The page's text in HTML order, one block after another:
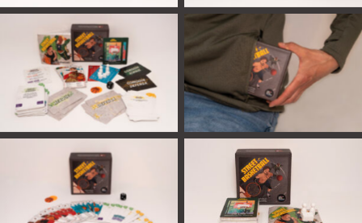
Componentes De bolsillo
Componentes
Sin leyenda